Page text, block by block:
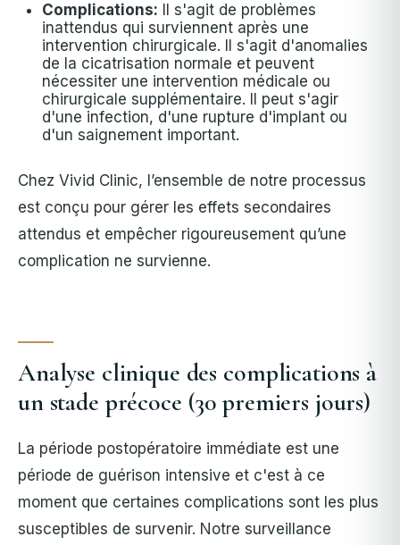
Complications: Il s'agit de problèmes
inattendus qui surviennent après une
intervention chirurgicale. Il s'agit d'anomalies
de la cicatrisation normale et peuvent
nécessiter une intervention médicale ou
chirurgicale supplémentaire. Il peut s'agir
d'une infection, d'une rupture d'implant ou
d'un saignement important.
Chez Vivid Clinic, l’ensemble de notre processus
est conçu pour gérer les effets secondaires
attendus et empêcher rigoureusement qu’une
complication ne survienne.
Analyse clinique des complications à
un stade précoce (30 premiers jours)
La période postopératoire immédiate est une
période de guérison intensive et c'est à ce
moment que certaines complications sont les plus
susceptibles de survenir. Notre surveillance